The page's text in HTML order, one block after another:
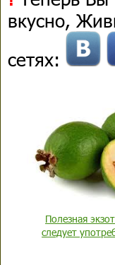
вкусно,
сетях:
Полезная
следует